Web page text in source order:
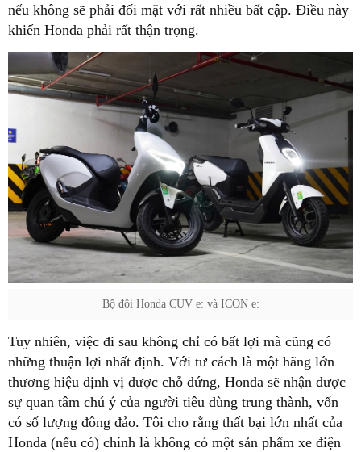
nếu không sẽ phải đối mặt với rất nhiều bất cập. Điều này
khiến Honda phải rất thận trọng.
Bộ đôi Honda CUV e: và ICON e:
Tuy nhiên, việc đi sau không chỉ có bất lợi mà cũng có
những thuận lợi nhất định. Với tư cách là một hãng lớn
thương hiệu định vị được chỗ đứng, Honda sẽ nhận được
sự quan tâm chú ý của người tiêu dùng trung thành, vốn
có số lượng đông đảo. Tôi cho rằng thất bại lớn nhất của
Honda (nếu có) chính là không có một sản phẩm xe điện